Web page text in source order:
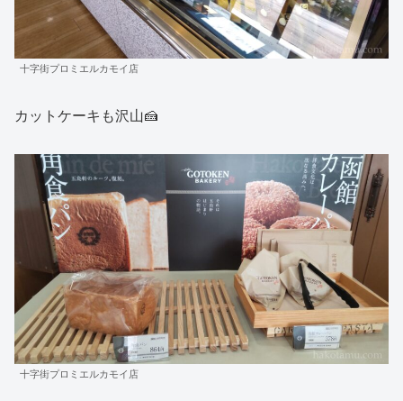
十字街プロミエルカモイ店
カットケーキも沢山🍰
十字街プロミエルカモイ店